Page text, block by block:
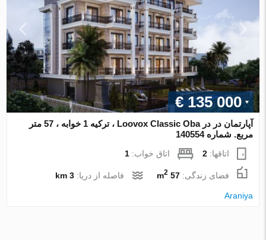
€ 135 000
آپارتمان در در Loovox Classic Oba ، ترکیه 1 خوابه ، 57 متر
مربع. شماره 140554
اتاقها:2 اتاق خواب:1
فضای زندگی:57 m
2 فاصله از دریا:3 km
Araniya